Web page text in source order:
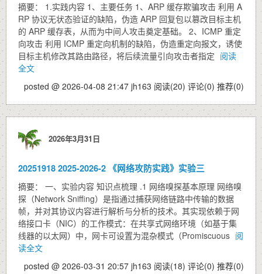
摘要： 1.实践内容 1、主要任务 1、ARP 缓存欺骗攻击 利用 A
RP 协议无状态验证的缺陷，伪造 ARP 回复包以篡改目标主机
的 ARP 缓存表，从而为中间人攻击奠定基础。 2、ICMP 重定
向攻击 利用 ICMP 重定向机制的缺陷，伪造重定向报文，诱使
目标主机修改其路由路径，将后续流量引向攻击者指定 阅读
全文
posted @ 2026-04-08 21:47 jh163 阅读(20) 评论(0) 推荐(0)
2026年3月31日
20251918 2025-2026-2 《网络攻防实践》实验三
摘要： 一、实验内容 知识点梳理 .1 网络嗅探基本原理 网络嗅
探（Network Sniffing）是指通过捕获网络链路中传输的数据
帧，并对其协议内容进行解析与分析的技术。其实现依赖于网
络接口卡（NIC）的工作模式：在共享式网络环境（如基于集
线器的以太网）中，网卡可设置为混杂模式（Promiscuous 阅
读全文
posted @ 2026-03-31 20:57 jh163 阅读(18) 评论(0) 推荐(0)